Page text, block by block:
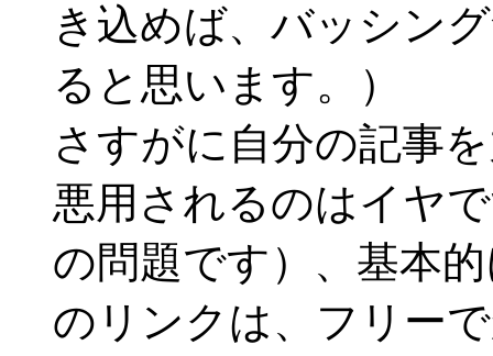
き込めば、バッシン
ると思います。）
さすがに自分の記事
悪用されるのはイヤ
の問題です）、基本
のリンクは、フリー